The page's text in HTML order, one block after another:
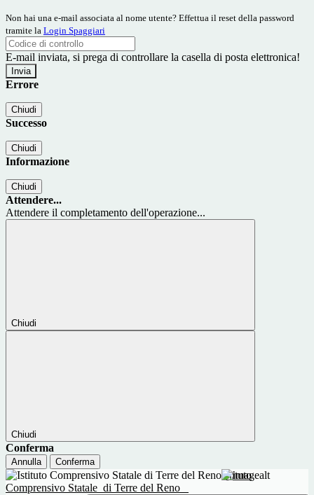
Non hai una e-mail associata al nome utente? Effettua il reset della password
tramite la Login Spaggiari
E-mail inviata, si prega di controllare la casella di posta elettronica!
Errore
Chiudi
Successo
Chiudi
Informazione
Chiudi
Attendere...
Attendere il completamento dell'operazione...
Chiudi
Chiudi
Conferma
Annulla Conferma
Istituto
Comprensivo Statale di Terre del Reno